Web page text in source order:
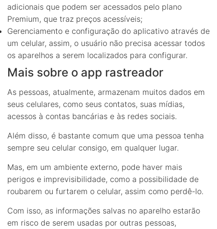
adicionais que podem ser acessados pelo plano
Premium, que traz preços acessíveis;
Gerenciamento e configuração do aplicativo através de
um celular, assim, o usuário não precisa acessar todos
os aparelhos a serem localizados para configurar.
Mais sobre o app rastreador
As pessoas, atualmente, armazenam muitos dados em
seus celulares, como seus contatos, suas mídias,
acessos à contas bancárias e às redes sociais.
Além disso, é bastante comum que uma pessoa tenha
sempre seu celular consigo, em qualquer lugar.
Mas, em um ambiente externo, pode haver mais
perigos e imprevisibilidade, como a possibilidade de
roubarem ou furtarem o celular, assim como perdê-lo.
Com isso, as informações salvas no aparelho estarão
em risco de serem usadas por outras pessoas,